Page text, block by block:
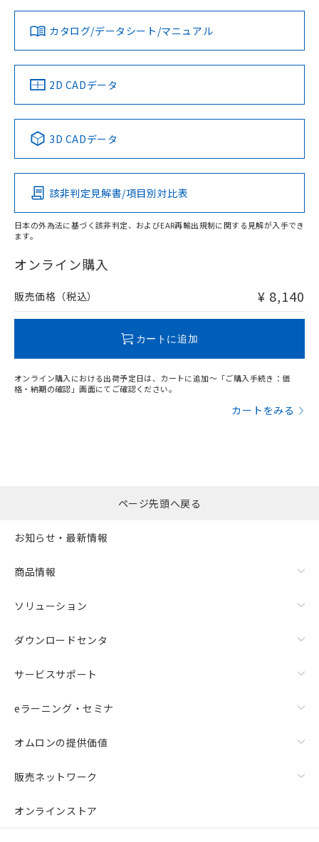
タイムチャート
上、n: 24mm以上
検出領域
ダウンロードデータをご利用いただく前に、以下を必ずお読
みください。
ソフトウェアの使用条件
対応済み
中国 RoHS 注意事項・凡例
Pb Hg Cd Cr(VI)
O
在庫等で未対応品が混在する可能性があります。
問い合わせください。
LR型式承認
（イギリス
船舶規格）
DNV型式承認
（ノルウェー
BV型式承認
（フランス
KR型式
（韓国
No No No No
この製品の規格認証/適合状況ページへ
その他の認証はこちらのページからご検索ください
カタログ/データシート/マニュアル
2D CADデータ
3D CADデータ
該非判定見解書/項目別対比表
日本の外為法に基づく該非判定、およびEAR再輸出規制に関する見解が入手でき
ます。
オンライン購入
販売価格（税込） ¥ 8,140
カートに追加
オンライン購入における出荷予定日は、カートに追加～「ご購入手続き：価
格・納期の確認」画面にてご確認ください。
カートをみる
ページ先頭へ戻る
お知らせ・最新情報
商品情報
ソリューション
ダウンロードセンタ
サービスサポート
eラーニング・セミナ
オムロンの提供価値
販売ネットワーク
オンラインストア